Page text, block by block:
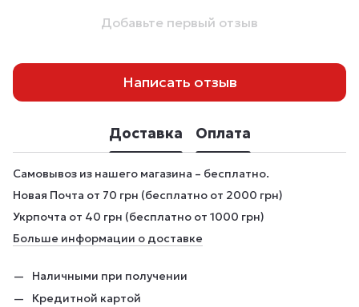
Добавьте первый отзыв
Написать отзыв
Доставка Оплата
Самовывоз из нашего магазина – бесплатно.
Новая Почта от 70 грн (бесплатно от 2000 грн)
Укрпочта от 40 грн (бесплатно от 1000 грн)
Больше информации о доставке
Наличными при получении
Кредитной картой